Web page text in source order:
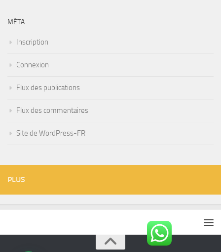
MÉTA
Inscription
Connexion
Flux des publications
Flux des commentaires
Site de WordPress-FR
PLUS